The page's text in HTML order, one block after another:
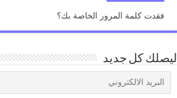
فقدت كلمة المرور الخاصة بك؟
ليصلك كل جديد